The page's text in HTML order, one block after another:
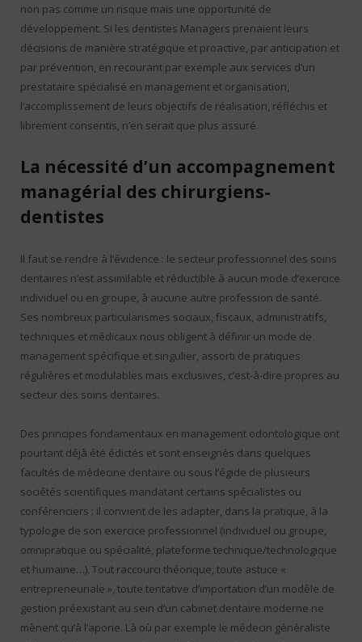
non pas comme un risque mais une opportunité de
développement. Si les dentistes Managers prenaient leurs
décisions de manière stratégique et proactive, par anticipation et
par prévention, en recourant par exemple aux services d’un
prestataire spécialisé en management et organisation,
l’accomplissement de leurs objectifs de réalisation, réfléchis et
librement consentis, n’en serait que plus assuré.
La nécessité d’un accompagnement
managérial des chirurgiens-
dentistes
Il faut se rendre à l’évidence : le secteur professionnel des soins
dentaires n’est assimilable et réductible à aucun mode d’exercice
individuel ou en groupe, à aucune autre profession de santé.
Ses nombreux particularismes sociaux, fiscaux, administratifs,
techniques et médicaux nous obligent à définir un mode de
management spécifique et singulier, assorti de pratiques
régulières et modulables mais exclusives, c’est-à-dire propres au
secteur des soins dentaires.
Des principes fondamentaux en management odontologique ont
pourtant déjà été édictés et sont enseignés dans quelques
facultés de médecine dentaire ou sous l’égide de plusieurs
sociétés scientifiques mandatant certains spécialistes ou
conférenciers : il convient de les adapter, dans la pratique, à la
typologie de son exercice professionnel (individuel ou groupe,
omnipratique ou spécialité, plateforme technique/technologique
et humaine…). Tout raccourci théorique, toute astuce «
entrepreneuriale », toute tentative d’importation d’un modèle de
gestion préexistant au sein d’un cabinet dentaire moderne ne
mènent qu’à l’aporie. Là où par exemple le médecin généraliste